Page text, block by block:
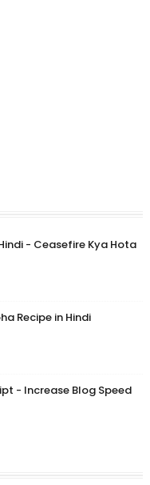
- Ceasefire Kya Hota
Recipe in Hindi
- Increase Blog Speed